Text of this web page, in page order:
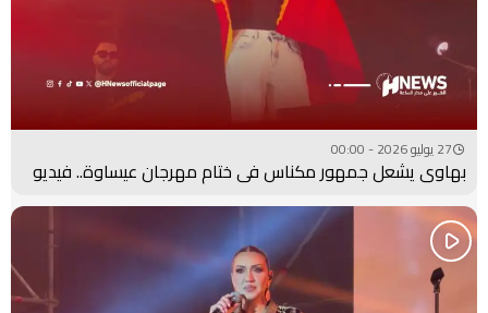
27 يوليو 2026 - 00:00
بهاوي يشعل جمهور مكناس في ختام مهرجان عيساوة.. فيديو